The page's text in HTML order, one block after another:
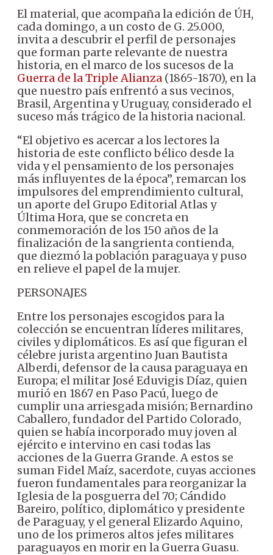
El material, que acompaña la edición de ÚH,
cada domingo, a un costo de G. 25.000,
invita a descubrir el perfil de personajes
que forman parte relevante de nuestra
historia, en el marco de los sucesos de la
Guerra de la Triple Alianza (1865-1870), en la
que nuestro país enfrentó a sus vecinos,
Brasil, Argentina y Uruguay, considerado el
suceso más trágico de la historia nacional.
“El objetivo es acercar a los lectores la
historia de este conflicto bélico desde la
vida y el pensamiento de los personajes
más influyentes de la época”, remarcan los
impulsores del emprendimiento cultural,
un aporte del Grupo Editorial Atlas y
Última Hora, que se concreta en
conmemoración de los 150 años de la
finalización de la sangrienta contienda,
que diezmó la población paraguaya y puso
en relieve el papel de la mujer.
PERSONAJES
Entre los personajes escogidos para la
colección se encuentran líderes militares,
civiles y diplomáticos. Es así que figuran el
célebre jurista argentino Juan Bautista
Alberdi, defensor de la causa paraguaya en
Europa; el militar José Eduvigis Díaz, quien
murió en 1867 en Paso Pacú, luego de
cumplir una arriesgada misión; Bernardino
Caballero, fundador del Partido Colorado,
quien se había incorporado muy joven al
ejército e intervino en casi todas las
acciones de la Guerra Grande. A estos se
suman Fidel Maíz, sacerdote, cuyas acciones
fueron fundamentales para reorganizar la
Iglesia de la posguerra del 70; Cándido
Bareiro, político, diplomático y presidente
de Paraguay, y el general Elizardo Aquino,
uno de los primeros altos jefes militares
paraguayos en morir en la Guerra Guasu.